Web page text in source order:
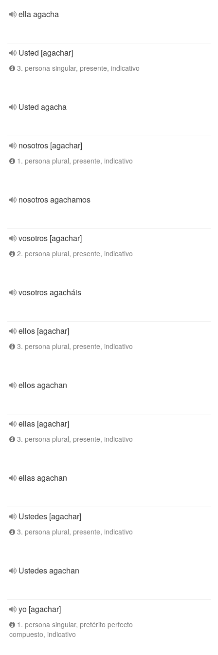
ella agacha
Usted [agachar]
3. persona singular, presente, indicativo
Usted agacha
nosotros [agachar]
1. persona plural, presente, indicativo
nosotros agachamos
vosotros [agachar]
2. persona plural, presente, indicativo
vosotros agacháis
ellos [agachar]
3. persona plural, presente, indicativo
ellos agachan
ellas [agachar]
3. persona plural, presente, indicativo
ellas agachan
Ustedes [agachar]
3. persona plural, presente, indicativo
Ustedes agachan
yo [agachar]
1. persona singular, pretérito perfecto
compuesto, indicativo